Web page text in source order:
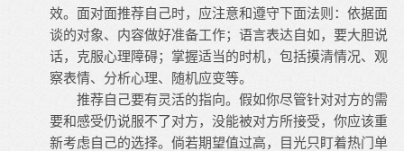
效。面对面推荐自己时，应注意和遵守下面法则：依据面
谈的对象、内容做好准备工作；语言表达自如，要大胆说
话，克服心理障碍；掌握适当的时机，包括摸清情况、观
察表情、分析心理、随机应变等。
推荐自己要有灵活的指向。假如你尽管针对对方的需
要和感受仍说服不了对方，没能被对方所接受，你应该重
新考虑自己的选择。倘若期望值过高，目光只盯着热门单